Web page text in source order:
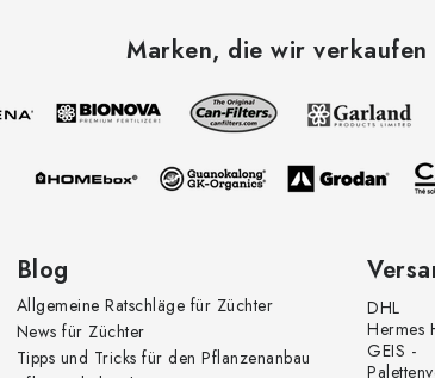
Marken, die wir verkaufen
Blog
Allgemeine Ratschläge für Züchter
News für Züchter
Tipps und Tricks für den Pflanzenanbau
DHL
Hermes
GEIS -